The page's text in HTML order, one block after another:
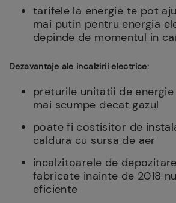
tarifele la energie te pot
mai putin pentru energia
depinde de momentul in
Dezavantaje ale incalzirii electrice:
preturile unitatii de
mai scumpe decat gazul
poate fi costisitor de
caldura cu sursa de aer
incalzitoarele de
fabricate inainte de 2018
eficiente